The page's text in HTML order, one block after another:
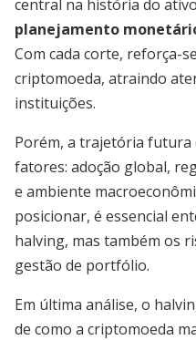
central na história do
planejamento
Com cada corte, reforça-
criptomoeda, atraindo
instituições.
Porém, a trajetória futura
fatores: adoção global,
e ambiente
posicionar, é essencial
halving, mas também os
gestão de portfólio.
Em última análise, o
de como a criptomoeda